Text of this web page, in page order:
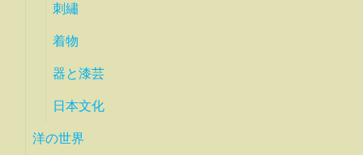
刺繡
着物
器と漆芸
日本文化
洋の世界